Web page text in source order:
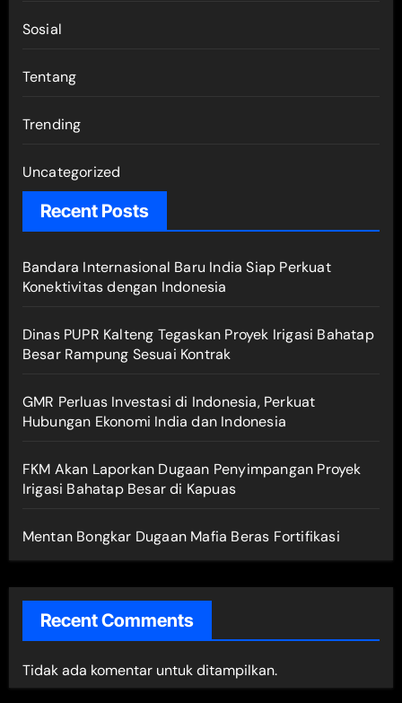
Sosial
Tentang
Trending
Uncategorized
Recent Posts
Bandara Internasional Baru India Siap Perkuat
Konektivitas dengan Indonesia
Dinas PUPR Kalteng Tegaskan Proyek Irigasi Bahatap
Besar Rampung Sesuai Kontrak
GMR Perluas Investasi di Indonesia, Perkuat
Hubungan Ekonomi India dan Indonesia
FKM Akan Laporkan Dugaan Penyimpangan Proyek
Irigasi Bahatap Besar di Kapuas
Mentan Bongkar Dugaan Mafia Beras Fortifikasi
Recent Comments
Tidak ada komentar untuk ditampilkan.